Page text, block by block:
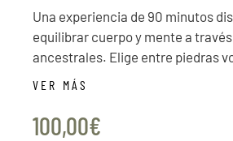
Una experiencia de 90 minutos
equilibrar cuerpo y mente a
ancestrales. Elige entre piedras
vibración con cuencos tibetanos o
único.
VER MÁS
100,00€